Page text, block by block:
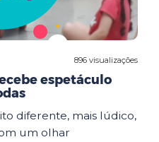
896 visualizações
espetáculo
diferente, mais lúdico,
um olhar